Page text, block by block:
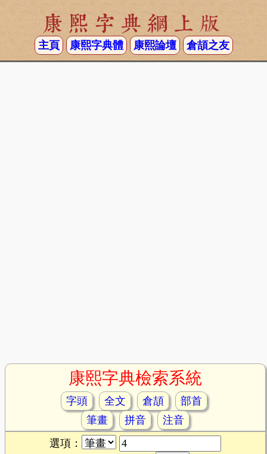
康熙字典網上版
主頁 康熙字典體 康熙論壇 倉頡之友
康熙字典檢索系統
字頭 全文 倉頡
部首
筆畫
拼音
注音
選項：